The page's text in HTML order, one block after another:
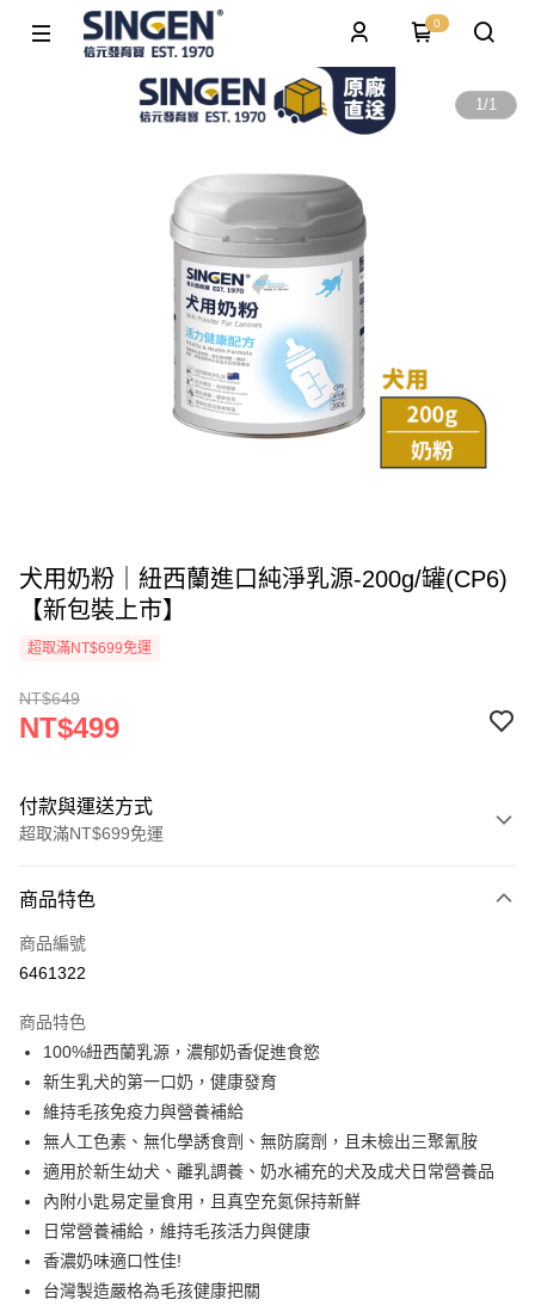
0
1/1
犬用奶粉｜紐西蘭進口純淨乳源-200g/罐(CP6)
【新包裝上市】
超取滿NT$699免運
NT$649
NT$499
付款與運送方式
超取滿NT$699免運
信用卡一次付款
信用卡分期付款
合作金庫商業銀行
華南商業銀行
彰化商業銀行
上海商業儲蓄銀行
國泰世華商業銀行
臺灣中小企業銀行
台中商業銀行
匯豐（台灣）商業銀行
華泰商業銀行
聯邦商業銀行
遠東國際商業銀行
元大商業銀行
永豐商業銀行
玉山商業銀行
星展（台灣）商業銀行
台新國際商業銀行
台灣樂天信用卡公司
6 期 0 利率 每期
華南商業銀行
上海商業儲蓄銀行
國泰世華商業銀行
兆豐國際商業銀行
臺灣中小企業銀行
台中商業銀行
匯豐（台灣）商業銀行
華泰商業銀行
聯邦商業銀行
遠東國際商業銀行
元大商業銀行
永豐商業銀行
玉山商業銀行
台新國際商業銀行
12 期 0 利率 每期NT$41
合作金庫商業銀行
上海商業儲蓄銀行
台北富邦商業銀行
國泰世華商業銀行
兆豐國際商業銀行
臺灣中小企業銀行
台中商業銀行
匯豐（台灣）商業銀行
華泰商業銀行
聯邦商業銀行
元大商業銀行
玉山商業銀行
24 期 0 利率 每期NT$20
合作金庫商業銀行
第一商業銀行
華南商業銀行
彰化商業銀行
兆豐國際商業銀行
臺灣中小企業銀行
台中商業銀行
匯豐（台灣）商業銀行
華泰商業銀行
遠東國際商業銀行
超商取貨付款
LINE Pay
Apple Pay
商品特色
商品編號
6461322
商品特色
100%紐西蘭乳源，濃郁奶香促進食慾
新生乳犬的第一口奶，健康發育
維持毛孩免疫力與營養補給
無人工色素、無化學誘食劑、無防腐劑，且未檢出三聚氰胺
適用於新生幼犬、離乳調養、奶水補充的犬及成犬日常營養品
內附小匙易定量食用，且真空充氮保持新鮮
日常營養補給，維持毛孩活力與健康
香濃奶味適口性佳!
台灣製造嚴格為毛孩健康把關